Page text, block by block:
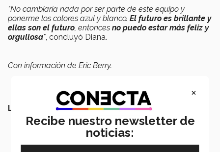
"No cambiaría nada por ser parte de este equipo y
ponerme los colores azul y blanco. El futuro es brillante y
ellas son el futuro, entonces no puedo estar más feliz y
orgullosa", concluyó Diana.
Con información de Eric Berry.
LEE MÁS:
×
Recibe nuestro newsletter de
noticias: